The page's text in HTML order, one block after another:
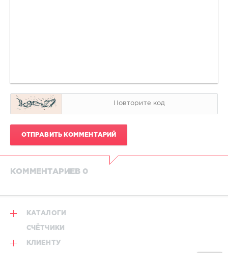
ОТПРАВИТЬ КОММЕНТАРИЙ
КОММЕНТАРИЕВ 0
КАТАЛОГИ
СЧЁТЧИКИ
КЛИЕНТУ